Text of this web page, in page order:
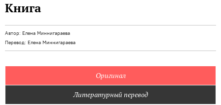
Книга
Автор: Елена Миннигараева
Перевод: Елена Миннигараева
Оригинал
Литературный перевод